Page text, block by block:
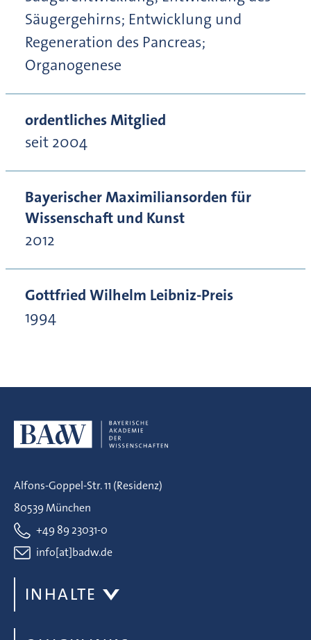
Säugergehirns; Entwicklung und
Regeneration des Pancreas;
Organogenese
ordentliches Mitglied
seit 2004
Bayerischer Maximiliansorden für
Wissenschaft und Kunst
2012
Gottfried Wilhelm Leibniz-Preis
1994
Alfons-Goppel-Str. 11 (Residenz)
80539 München
+49 89 23031-0
info[at]badw.de
INHALTE